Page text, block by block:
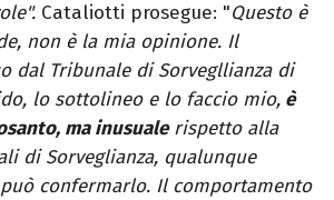
Cataliotti prosegue: "Questo è
non è la mia opinione. Il
dal Tribunale di Sorvegllianza di
lo sottolineo e lo faccio mio, è
ma inusualerispetto alla
di Sorveglianza, qualunque
confermarlo. Il comportamento